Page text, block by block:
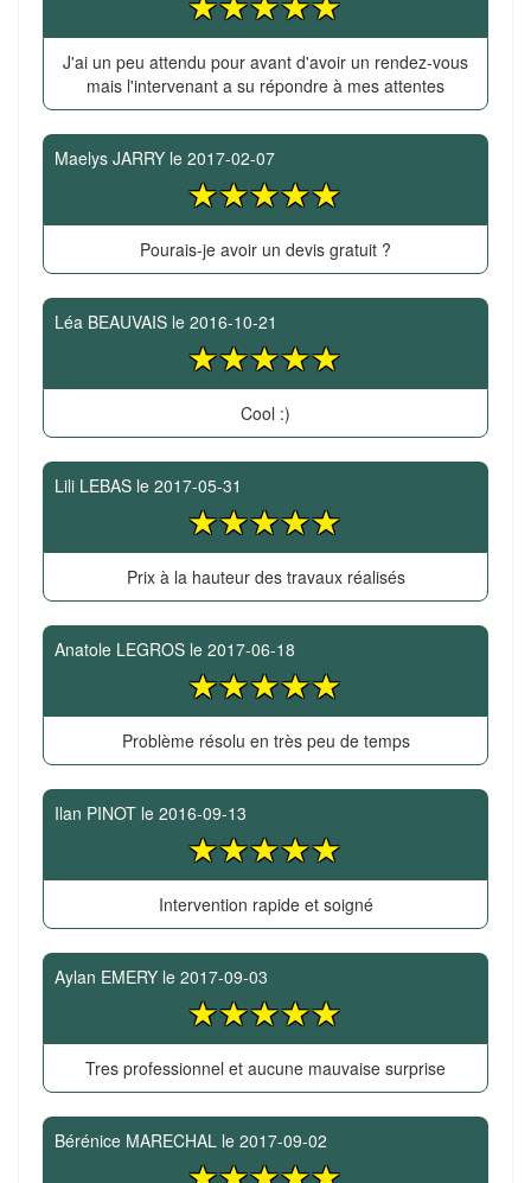
J'ai un peu attendu pour avant d'avoir un rendez-vous
mais l'intervenant a su répondre à mes attentes
Maelys JARRY le 2017-02-07
Pourais-je avoir un devis gratuit ?
Léa BEAUVAIS le 2016-10-21
Cool :)
Lili LEBAS le 2017-05-31
Prix à la hauteur des travaux réalisés
Anatole LEGROS le 2017-06-18
Problème résolu en très peu de temps
Ilan PINOT le 2016-09-13
Intervention rapide et soigné
Aylan EMERY le 2017-09-03
Tres professionnel et aucune mauvaise surprise
Bérénice MARECHAL le 2017-09-02